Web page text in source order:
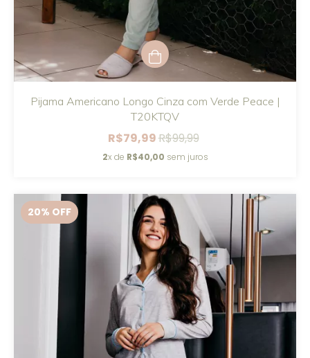
Pijama Americano Longo Cinza com Verde Peace |
T20KTQV
R$79,99R$99,99
2x de R$40,00 sem juros
20% OFF